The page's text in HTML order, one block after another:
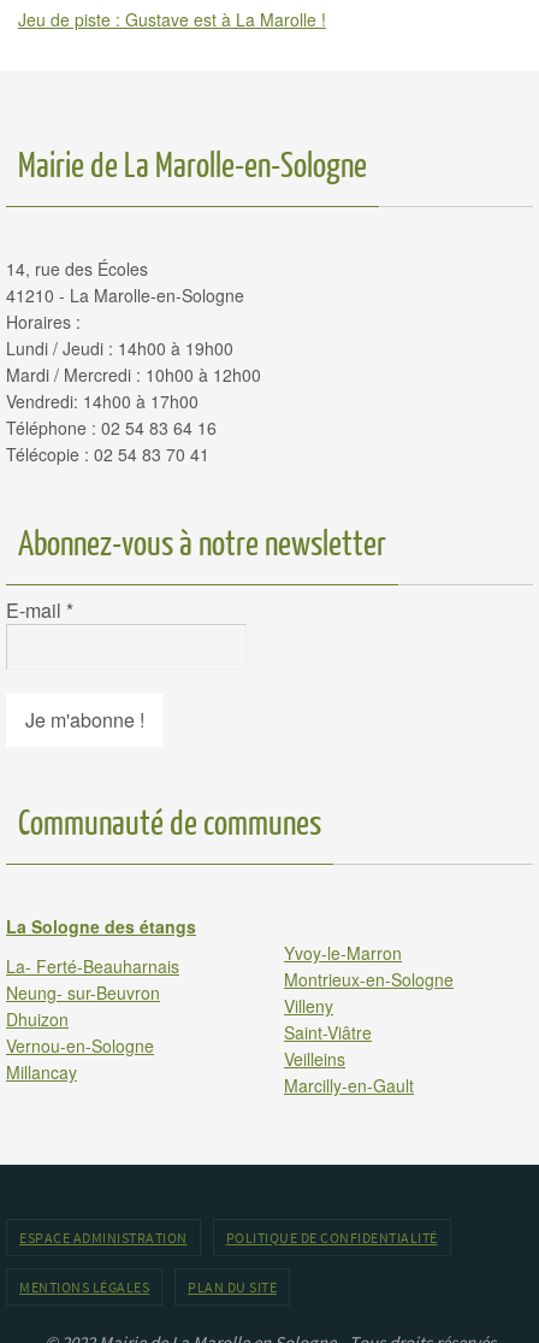
Jeu de piste : Gustave est à La Marolle !
Mairie de La Marolle-en-Sologne
14, rue des Écoles
41210 - La Marolle-en-Sologne
Horaires :
Lundi / Jeudi : 14h00 à 19h00
Mardi / Mercredi : 10h00 à 12h00
Vendredi: 14h00 à 17h00
Téléphone : 02 54 83 64 16
Télécopie : 02 54 83 70 41
Abonnez-vous à notre newsletter
E-mail *
Communauté de communes
La Sologne des étangs
La- Ferté-Beauharnais
Neung- sur-Beuvron
Dhuizon
Vernou-en-Sologne
Millancay
Yvoy-le-Marron
Montrieux-en-Sologne
Villeny
Saint-Viâtre
Veilleins
Marcilly-en-Gault
ESPACE ADMINISTRATION POLITIQUE DE CONFIDENTIALITÉ
MENTIONS LÉGALES PLAN DU SITE